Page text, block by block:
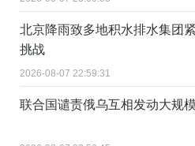
北京降雨致多地积水排水集团
挑战
2026-08-07 22:59:31
联合国谴责俄乌互相发动大规